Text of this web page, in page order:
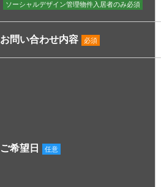
ソーシャルデザイン管理物件入居者のみ必須
お問い合わせ内容 必須
ご希望日 任意